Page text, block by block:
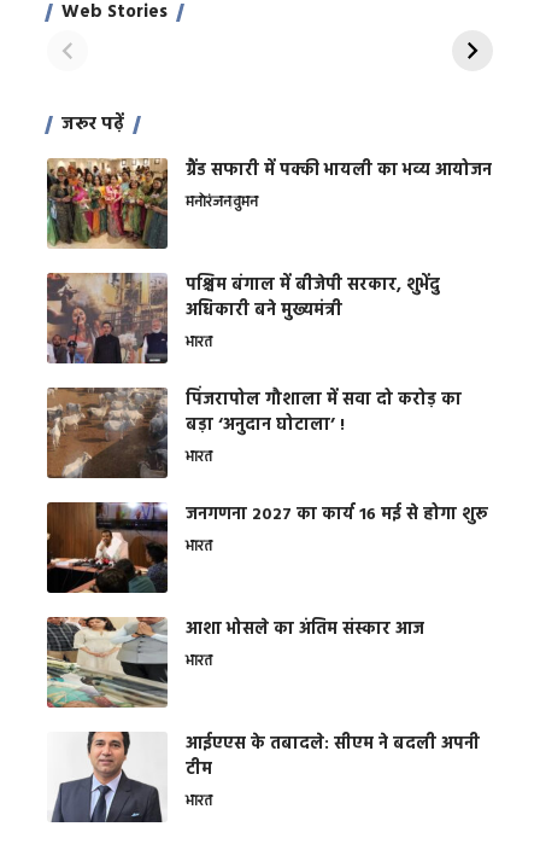
Web Stories
जरूर पढ़ें
ग्रैंड सफारी में पक्की भायली का भव्य आयोजन
मनोरंजनवुमन
पश्चिम बंगाल में बीजेपी सरकार, शुभेंदु
अधिकारी बने मुख्यमंत्री
भारत
​पिंजरापोल गौशाला में सवा दो करोड़ का
बड़ा ‘अनुदान घोटाला’ !
भारत
जनगणना 2027 का कार्य 16 मई से होगा शुरू
भारत
आशा भोसले का अंतिम संस्कार आज
भारत
आईएएस के तबादले: सीएम ने बदली अपनी
टीम
भारत